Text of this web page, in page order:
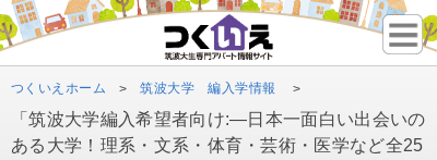
つくいえホーム > 筑波大学 編入学情報 >
「筑波大学編入希望者向け:―日本一面白い出会いの
ある大学！理系・文系・体育・芸術・医学など全25